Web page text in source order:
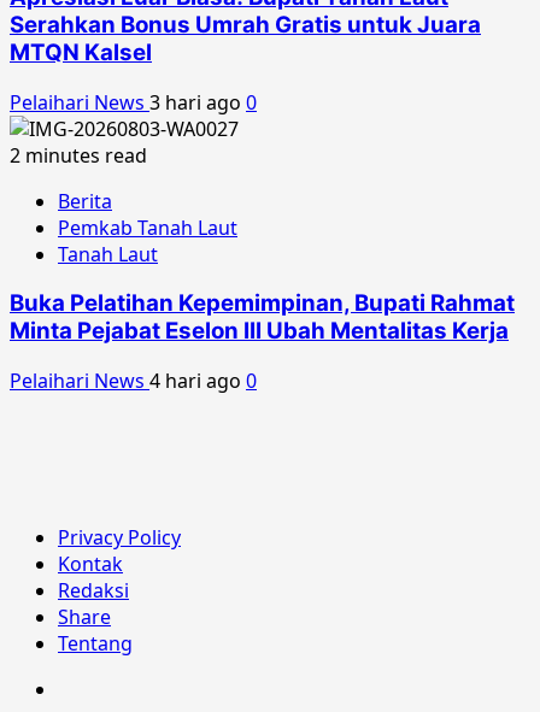
Serahkan Bonus Umrah Gratis untuk Juara
MTQN Kalsel
Pelaihari News 3 hari ago 0
2 minutes read
Berita
Pemkab Tanah Laut
Tanah Laut
Buka Pelatihan Kepemimpinan, Bupati Rahmat
Minta Pejabat Eselon III Ubah Mentalitas Kerja
Pelaihari News 4 hari ago 0
Privacy Policy
Kontak
Redaksi
Share
Tentang